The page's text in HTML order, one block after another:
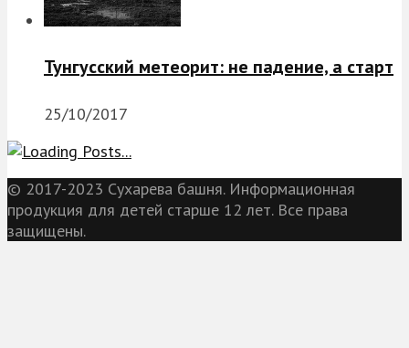
Тунгусский метеорит: не падение, а старт
25/10/2017
© 2017-2023 Сухарева башня. Информационная
продукция для детей старше 12 лет. Все права
защищены.